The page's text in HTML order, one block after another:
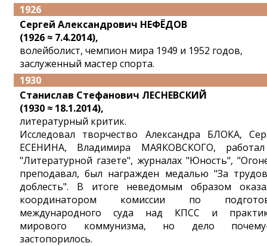
1926
Сергей Александрович НЕФЁДОВ
(1926 ≈ 7.4.2014),
волейболист, чемпион мира 1949 и 1952 годов,
заслуженный мастер спорта.
1930
Станислав Стефанович ЛЕСНЕВСКИЙ
(1930 ≈ 18.1.2014),
литературный критик.
Исследовал творчество Александра БЛОКА,
ЕСЕНИНА, Владимира МАЯКОВСКОГО,
"Литературной газете", журналах "Юность",
преподавал, был награжден медалью "За
доблесть". В итоге неведомым образом
координатором комиссии по
международного суда над КПСС и
мирового коммунизма, но дело
застопорилось.